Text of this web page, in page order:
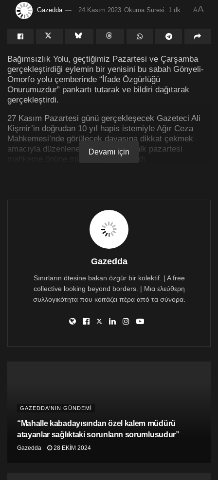
Gazedda 24 Kasım 2023 Okuma Süresi: 1 dk AA
Bağımsızlık Yolu, geçtiğimiz Pazartesi ve Çarşamba
gerçekleştirdiği eylemin bir yenisini bu sabah Gönyeli-
Omorfo yolu çemberinde “İfade Özgürlüğü
Onurumuzdur” pankartı tutarak ve bildiri dağıtarak
gerçekleştirdi.
27 Kasım Pazartesi günü gerçekleşecek Gazeteci Ali
Kişmir’in doğrudan 10 yıl hapis istemiyle Ağır Ceza
Mahkemesi’nde görülecek davasına dikkat çekmek
amacıyla düzenlenen eylemlerde, halk pazartesi
mahkeme önüne mücadeleye çağırıldı.
demokrasi yargılanıyor, sen yargılanıyorsun!” denilen
bildiride, yazarların düşüncelerinden dolayı yargılandığı
bir ülkede kimsenin güvende olmadığına dikkat
çekilerek, davanın Kıbrıslı Türk halkını korkutma,
sindirme ve susturma davası olduğu vurgulandı.
Devamı için
Gazedda
Sınırların ötesine bakan özgür bir kolektif. | A free
collective looking beyond borders. | Μια ελεύθερη
συλλογικότητα που κοιτάζει πέρα από τα σύνορα.
GAZEDDA'NIN GÜNDEMİ
“Mahalle kabadayısından özel kalem müdürü
atayanlar sağlıktaki sorunların sorumlusudur”
Gazedda 28 EKIM 2024